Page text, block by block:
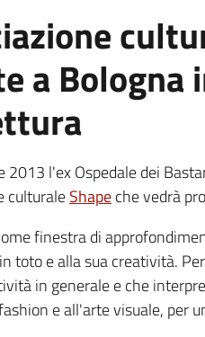
a Bologna
2013 l'ex Ospedale dei
culturaleShapeche vedrà
finestra di
toto e alla sua creatività.
in generale e che
e all'arte visuale, per